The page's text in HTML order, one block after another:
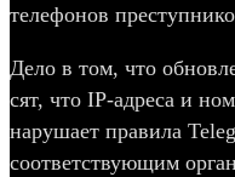
телефо­нов
Де­ло в том, что
сят, что IP-адре­са и
наруша­ет пра­вила
соот­ветс­тву­ющим